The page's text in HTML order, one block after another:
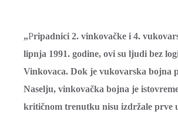
„Pripadnici 2. vinkovačke i 4.
lipnja 1991. godine, ovi su ljudi bez
Vinkovaca. Dok je vukovarska bojna
Naselju, vinkovačka bojna je
kritičnom trenutku nisu izdržale prve